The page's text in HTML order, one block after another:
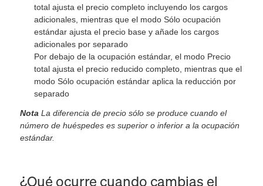
total ajusta el precio completo incluyendo los cargos
adicionales, mientras que el modo Sólo ocupación
estándar ajusta el precio base y añade los cargos
adicionales por separado
Por debajo de la ocupación estándar, el modo Precio
total ajusta el precio reducido completo, mientras que el
modo Sólo ocupación estándar aplica la reducción por
separado
Nota La diferencia de precio sólo se produce cuando el
número de huéspedes es superior o inferior a la ocupación
estándar.
¿Qué ocurre cuando cambias el